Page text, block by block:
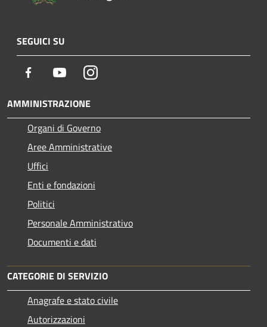
SEGUICI SU
Facebook YoutubeInstagram
AMMINISTRAZIONE
Organi di Governo
Aree Amministrative
Uffici
Enti e fondazioni
Politici
Personale Amministrativo
Documenti e dati
CATEGORIE DI SERVIZIO
Anagrafe e stato civile
Autorizzazioni